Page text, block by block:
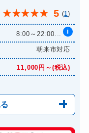
★★★★★ 5 (1)
8:00～22:00... i
朝来市対応
11,000円～(税込)